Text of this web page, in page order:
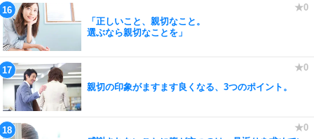
「正しいこと、親切なこと。
選ぶなら親切なことを」
親切の印象がますます良くなる、3つのポイント。